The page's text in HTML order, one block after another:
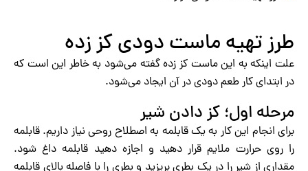
طرز تهیه ماست دودی کز زده
علت اینکه به این ماست کز زده گفته می‌شود به خاطر این است که
در ابتدای کار طعم دودی در آن ایجاد می‌شود.
مرحله اول؛ کز دادن شیر
برای انجام این کار به یک قابلمه به اصطلاح روحی نیاز داریم. قابلمه
را روی حرارت ملایم قرار دهید و اجازه دهید قابلمه داغ شود.
مقداری از شیر را در یک بطری بریزید و بطری را با فاصله بالای قابلمه